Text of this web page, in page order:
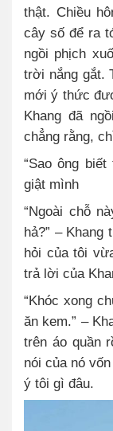
thật. Chiều
cây số để ra
ngồi phịch
trời nắng gắt.
mới ý thức
Khang đã
chẳng rằng,
“Sao ông
giật mình
“Ngoài chỗ
hả?” –
hỏi của tôi
trả lời của
“Khóc xong
ăn kem.” –
trên áo quần
nói của nó
ý tôi gì đâu.